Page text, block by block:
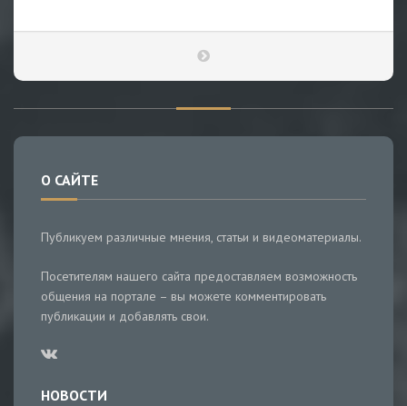
О САЙТЕ
Публикуем различные мнения, статьи и видеоматериалы.
Посетителям нашего сайта предоставляем возможность
общения на портале – вы можете комментировать
публикации и добавлять свои.
НОВОСТИ